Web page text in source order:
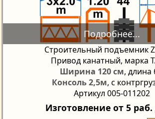
Строительный подъемник
Привод канатный, марка
Ширина 120 см, длина
Консоль 2,5м, с
Артикул 005-011202
Изготовление от 5